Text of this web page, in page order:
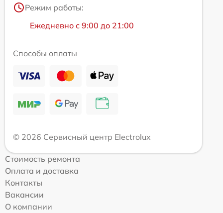
Режим работы:
Ежедневно с 9:00 до 21:00
Способы оплаты
© 2026 Сервисный центр Electrolux
Стоимость ремонта
Оплата и доставка
Контакты
Вакансии
О компании